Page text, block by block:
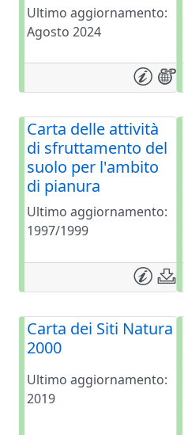
Ultimo aggiornamento:
Agosto 2024
Carta delle attività
di sfruttamento del
suolo per l'ambito
di pianura
Ultimo aggiornamento:
1997/1999
Carta dei Siti Natura
2000
Ultimo aggiornamento:
2019